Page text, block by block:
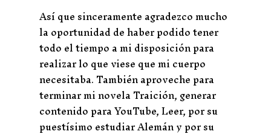
Así que sinceramente agradezco mucho
la oportunidad de haber podido tener
todo el tiempo a mi disposición para
realizar lo que viese que mi cuerpo
necesitaba. También aproveche para
terminar mi novela Traición, generar
contenido para YouTube, Leer, por su
puestísimo estudiar Alemán y por su